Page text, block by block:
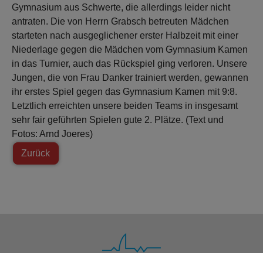
Gymnasium aus Schwerte, die allerdings leider nicht
antraten. Die von Herrn Grabsch betreuten Mädchen
starteten nach ausgeglichener erster Halbzeit mit einer
Niederlage gegen die Mädchen vom Gymnasium Kamen
in das Turnier, auch das Rückspiel ging verloren. Unsere
Jungen, die von Frau Danker trainiert werden, gewannen
ihr erstes Spiel gegen das Gymnasium Kamen mit 9:8.
Letztlich erreichten unsere beiden Teams in insgesamt
sehr fair geführten Spielen gute 2. Plätze. (Text und
Fotos: Arnd Joeres)
Zurück